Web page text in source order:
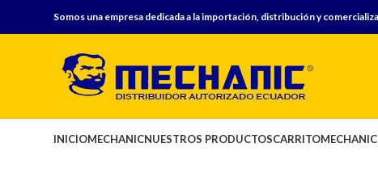
Somos una empresa dedicada a la importación, distribución y
INICIOMECHANICNUESTROS PRODUCTOSCARRITO